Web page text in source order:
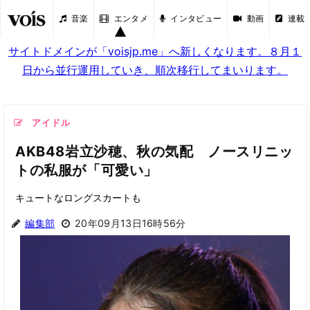
音楽 エンタメ インタビュー 動画 連載
サイトドメインが「voisjp.me」へ新しくなります。８月１
日から並行運用していき、順次移行してまいります。
アイドル
AKB48岩立沙穂、秋の気配 ノースリニッ
トの私服が「可愛い」
キュートなロングスカートも
編集部 20年09月13日16時56分